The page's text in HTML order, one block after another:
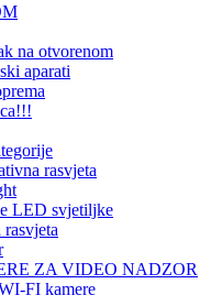
na otvorenom
aparati
rasvjeta
LED svjetiljke
rasvjeta
ZA VIDEO NADZOR
FI kamere